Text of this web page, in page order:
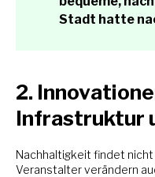
Stadt hatte
2.
Infrastruktur
Nachhaltigkeit findet
Veranstalter verändern